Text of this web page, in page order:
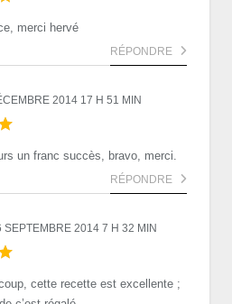
merci hervé
RÉPONDRE
2014 17 H 51 MIN
un franc succès, bravo, merci.
RÉPONDRE
SEPTEMBRE 2014 7 H 32 MIN
cette recette est excellente ;